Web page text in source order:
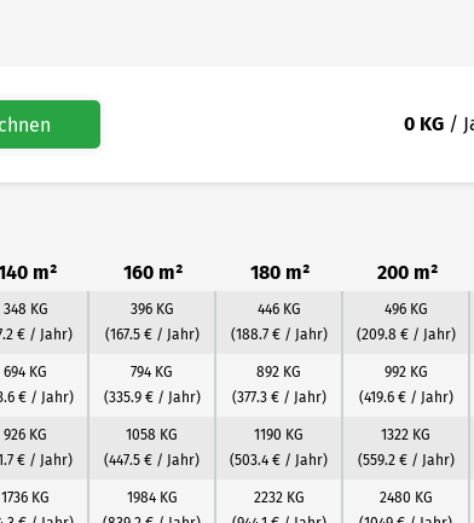
0 KG /
m² 160 m² 180 m² 200 m²
348 KG
€ / Jahr)
396 KG
(167.5 € / Jahr)
446 KG
(188.7 € / Jahr)
496 KG
(209.8 € / Jahr)
694 KG
€ / Jahr)
794 KG
(335.9 € / Jahr)
892 KG
(377.3 € / Jahr)
992 KG
(419.6 € / Jahr)
926 KG
€ / Jahr)
1058 KG
(447.5 € / Jahr)
1190 KG
(503.4 € / Jahr)
1322 KG
(559.2 € / Jahr)
1736 KG
1984 KG
2232 KG
2480 KG